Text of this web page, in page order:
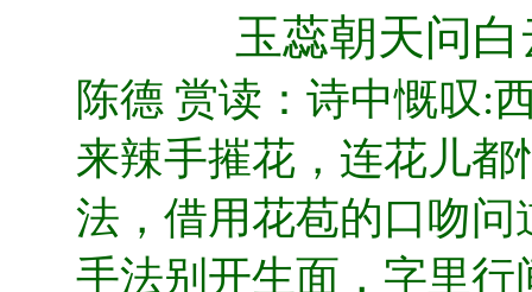
玉蕊朝天问
陈德 赏读：诗中慨叹:
来辣手摧花，连花儿
法，借用花苞的口吻
手法别开生面，字里